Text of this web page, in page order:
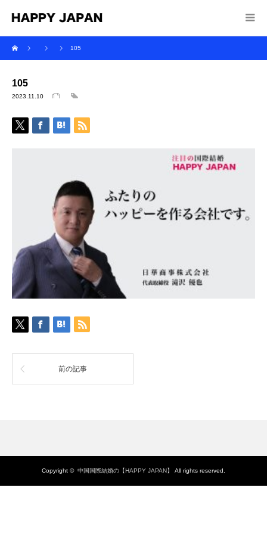
105
105
2023.11.10
前の記事
Copyright © 中国国際結婚の【HAPPY JAPAN】 All rights reserved.